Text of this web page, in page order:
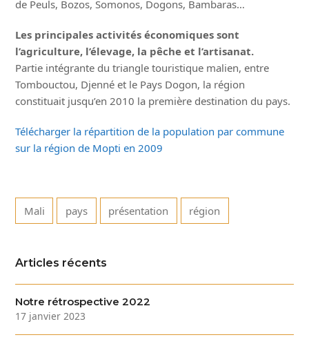
de Peuls, Bozos, Somonos, Dogons, Bambaras…
Les principales activités économiques sont
l’agriculture, l’élevage, la pêche et l’artisanat.
Partie intégrante du triangle touristique malien, entre
Tombouctou, Djenné et le Pays Dogon, la région
constituait jusqu’en 2010 la première destination du pays.
Télécharger la répartition de la population par commune
sur la région de Mopti en 2009
Mali pays présentation région
Articles récents
Notre rétrospective 2022
17 janvier 2023